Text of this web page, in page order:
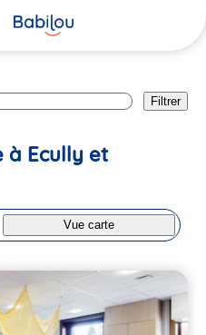
Filtrer
à Ecully et
Vue carte